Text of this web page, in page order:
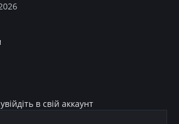
в свій аккаунт